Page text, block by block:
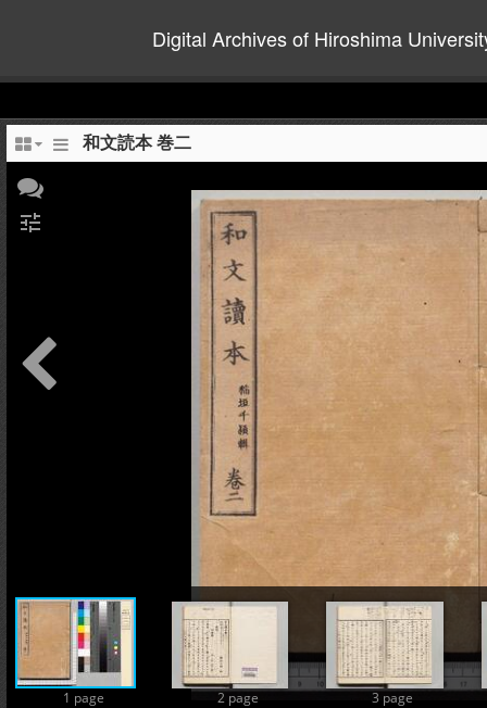
Digital Archives of Hiroshima
和文読本 巻二
1 page 2 page 3 page
tune